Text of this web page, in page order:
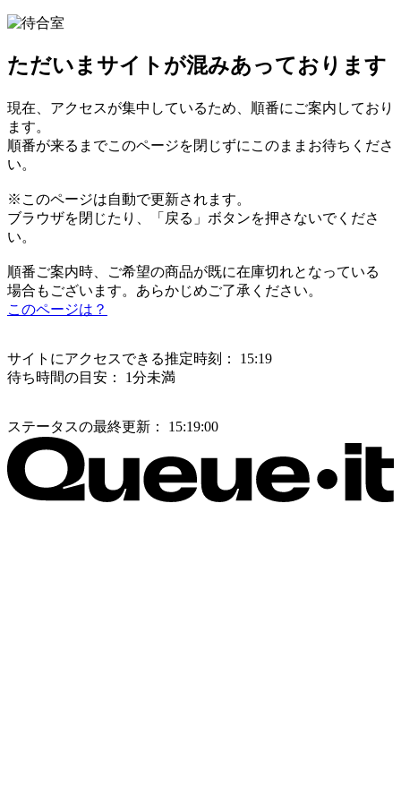
ただいまサイトが混みあっております
現在、アクセスが集中しているため、順番にご案内しており
ます。
順番が来るまでこのページを閉じずにこのままお待ちくださ
い。
※このページは自動で更新されます。
ブラウザを閉じたり、「戻る」ボタンを押さないでくださ
い。
順番ご案内時、ご希望の商品が既に在庫切れとなっている
場合もございます。あらかじめご了承ください。
このページは？
サイトにアクセスできる推定時刻：
15:19
待ち時間の目安：
1分未満
ステータスの最終更新： 15:19:00